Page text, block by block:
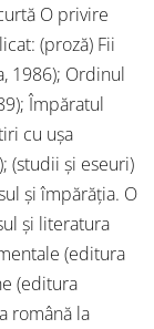
O privire
(proză) Fii
1986); Ordinul
Împăratul
cu uşa
(studii şi eseuri)
şi împărăţia. O
şi literatura
(editura
(editura
română la